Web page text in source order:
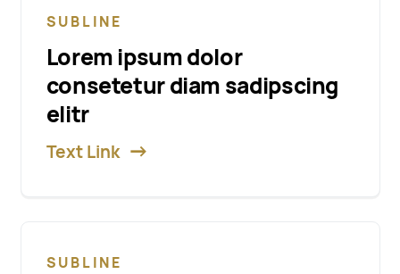
SUBLINE
Lorem ipsum dolor
consetetur diam sadipscing
elitr
Text Link
SUBLINE